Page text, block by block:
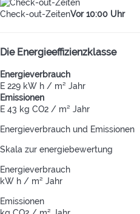
Check-out-ZeitenVor 10:00 Uhr
Die Energieeffizienzklasse
Energieverbrauch
E 229 kW h / m² Jahr
Emissionen
E 43 kg CO2 / m² Jahr
Energieverbrauch und Emissionen
Skala zur energiebewertung
Energieverbrauch
kW h / m² Jahr
Emissionen